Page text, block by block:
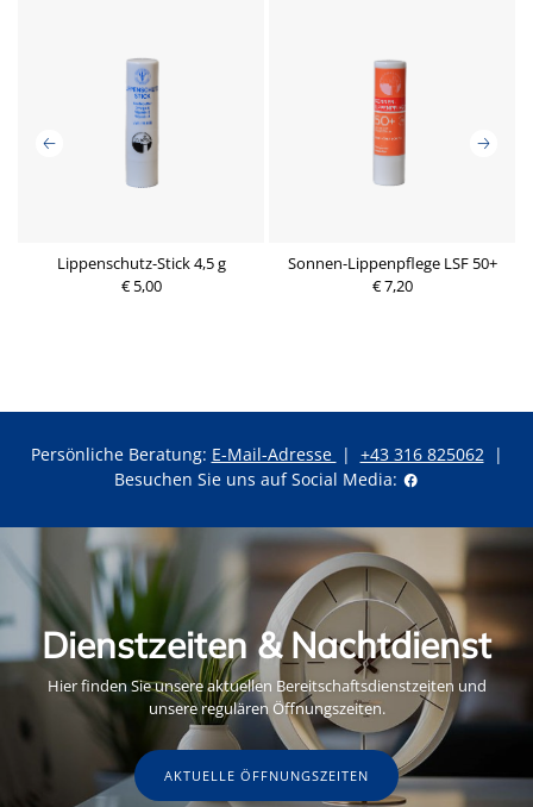
Lippenschutz-Stick 4,5 g
€ 5,00
Sonnen-Lippenpflege LSF 50+
€ 7,20
Persönliche Beratung: E-Mail-Adresse | +43 316 825062|
Besuchen Sie uns auf Social Media:
Dienstzeiten & Nachtdienst
Hier finden Sie unsere aktuellen Bereitschaftsdienstzeiten und
unsere regulären Öffnungszeiten.
AKTUELLE ÖFFNUNGSZEITEN